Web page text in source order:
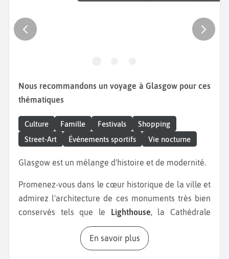
Nous recommandons un voyage à Glasgow pour ces
thématiques
Culture Famille Festivals
Shopping
Street-Art
Événements sportifs Vie nocturne
Glasgow est un mélange d'histoire et de modernité.
Promenez-vous dans le cœur historique de la ville et
admirez l'architecture de ces monuments très bien
conservés tels que le Lighthouse, la Cathédrale
Saint-Mungo ou encore le People's Palace. Partez de
Georges Square, la place principale de Glasgow
pour visiter la cathédrale, en passant par le
En savoir plus